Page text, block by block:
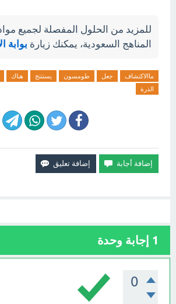
للمزيد من الحلول المفصلة لجميع
المناهج السعودية، يمكنك زيارة بوابة
ماالاكتشاف جعل طومسون يستنتج هناك
الذرة
1 إجابة وحدة
0